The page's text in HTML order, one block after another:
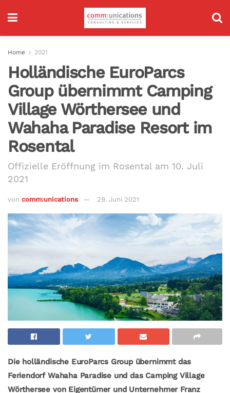
Home 2021
Holländische EuroParcs
Group übernimmt Camping
Village Wörthersee und
Wahaha Paradise Resort im
Rosental
Offizielle Eröffnung im Rosental am 10. Juli
2021
von comm:unications 29. Juni 2021
Die holländische EuroParcs Group übernimmt das
Feriendorf Wahaha Paradise und das Camping Village
Wörthersee von Eigentümer und Unternehmer Franz